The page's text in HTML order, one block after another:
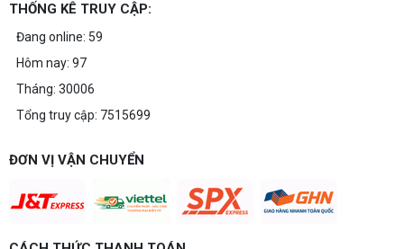
THỐNG KÊ TRUY CẬP:
Đang online: 59
Hôm nay: 97
Tháng: 30006
Tổng truy cập: 7515699
ĐƠN VỊ VẬN CHUYỂN